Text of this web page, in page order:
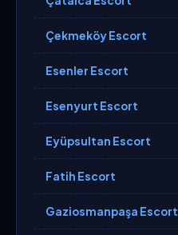
Çekmeköy Escort
Esenler Escort
Esenyurt Escort
Eyüpsultan Escort
Fatih Escort
Gaziosmanpaşa Escort